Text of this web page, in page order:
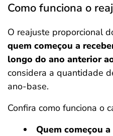
Como funciona o
O reajuste proporcional
quem começou a
longo do ano anterior
considera a quantidade
ano-base.
Confira como funciona o
Quem começou